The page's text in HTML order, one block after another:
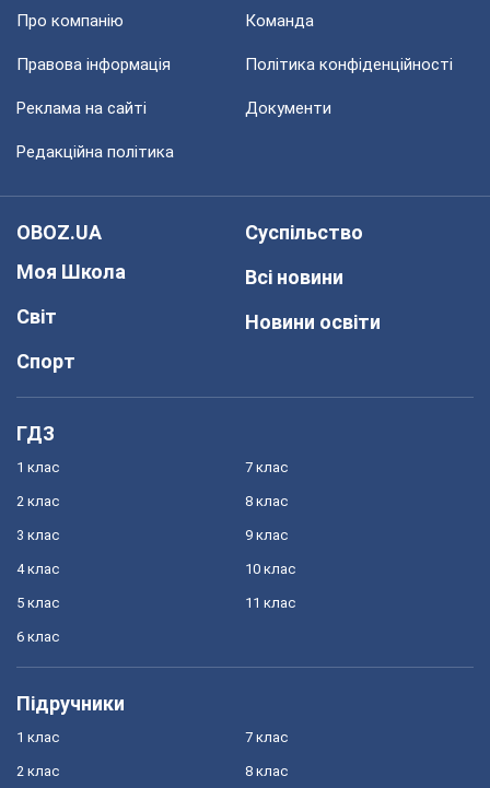
Про компанію Команда
Правова інформація Політика конфіденційності
Реклама на сайті Документи
Редакційна політика
OBOZ.UA
Моя Школа
Світ
Спорт
Суспільство
Всі новини
Новини освіти
ГДЗ
1 клас
2 клас
3 клас
4 клас
5 клас
6 клас
7 клас
8 клас
9 клас
10 клас
11 клас
Підручники
1 клас
2 клас
7 клас
8 клас